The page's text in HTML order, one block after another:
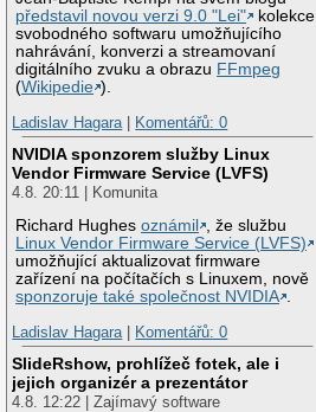
představil novou verzi 9.0 "Lei"
kolekce
svobodného softwaru umožňujícího
nahrávání, konverzi a streamovaní
digitálního zvuku a obrazu FFmpeg
(Wikipedie ).
Ladislav Hagara| Komentářů: 0
NVIDIA sponzorem služby Linux
Vendor Firmware Service (LVFS)
4.8. 20:11 | Komunita
Richard Hughesoznámil
, že službu
Linux Vendor Firmware Service (LVFS)
umožňující aktualizovat firmware
zařízení na počítačích s Linuxem, nově
sponzoruje také společnost NVIDIA .
Ladislav Hagara| Komentářů: 0
SlideRshow, prohlížeč fotek, ale i
jejich organizér a prezentátor
4.8. 12:22 | Zajímavý software